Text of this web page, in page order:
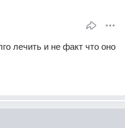
лечить и не факт что оно